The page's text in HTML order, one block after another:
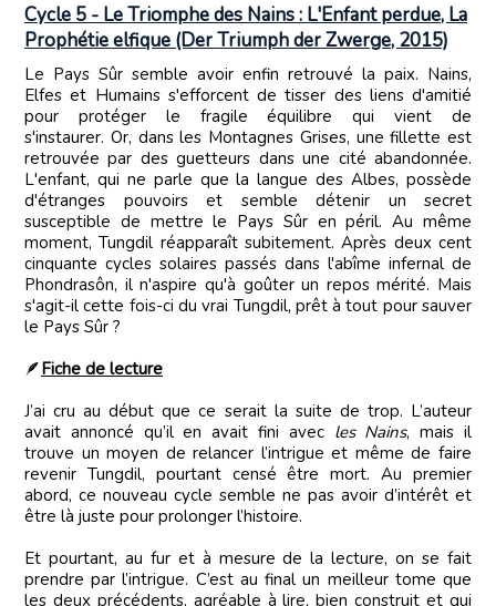
Cycle 5 - Le Triomphe des Nains : L'Enfant perdue, La
Prophétie elfique (Der Triumph der Zwerge, 2015)
Le Pays Sûr semble avoir enfin retrouvé la paix. Nains,
Elfes et Humains s'efforcent de tisser des liens d'amitié
pour protéger le fragile équilibre qui vient de
s'instaurer. Or, dans les Montagnes Grises, une fillette est
retrouvée par des guetteurs dans une cité abandonnée.
L'enfant, qui ne parle que la langue des Albes, possède
d'étranges pouvoirs et semble détenir un secret
susceptible de mettre le Pays Sûr en péril. Au même
moment, Tungdil réapparaît subitement. Après deux cent
cinquante cycles solaires passés dans l'abîme infernal de
Phondrasôn, il n'aspire qu'à goûter un repos mérité. Mais
s'agit-il cette fois-ci du vrai Tungdil, prêt à tout pour sauver
le Pays Sûr ?
🪶Fiche de lecture
J’ai cru au début que ce serait la suite de trop. L’auteur
avait annoncé qu’il en avait fini avec les Nains, mais il
trouve un moyen de relancer l’intrigue et même de faire
revenir Tungdil, pourtant censé être mort. Au premier
abord, ce nouveau cycle semble ne pas avoir d’intérêt et
être là juste pour prolonger l’histoire.
Et pourtant, au fur et à mesure de la lecture, on se fait
prendre par l’intrigue. C’est au final un meilleur tome que
les deux précédents, agréable à lire, bien construit et qui